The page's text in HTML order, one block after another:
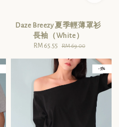
Daze Breezy 夏季輕薄罩衫
長袖（White）
Sale
RM 65.55 Regular
RM 69.00
- 5%